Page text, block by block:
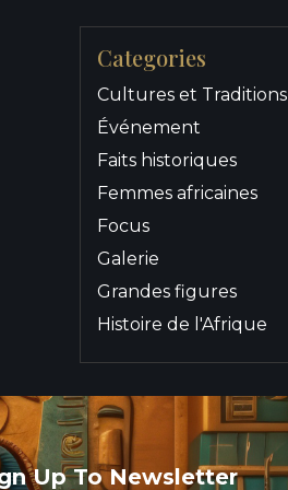
Categories
Cultures et Traditions
Événement
Faits historiques
Femmes africaines
Focus
Galerie
Grandes figures
Histoire de l'Afrique
Up To Newsletter